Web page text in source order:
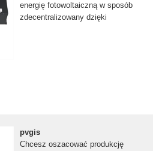
energię fotowoltaiczną w sposób
zdecentralizowany dzięki
pvgis
Chcesz oszacować produkcję